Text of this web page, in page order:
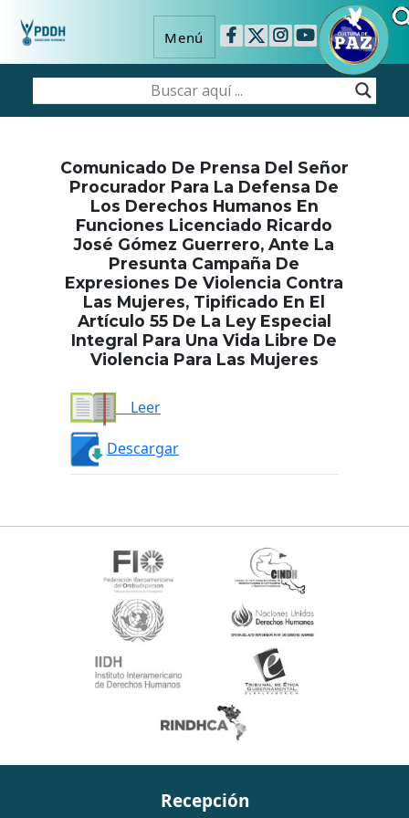
Menú
Comunicado De Prensa Del Señor
Procurador Para La Defensa De
Los Derechos Humanos En
Funciones Licenciado Ricardo
José Gómez Guerrero, Ante La
Presunta Campaña De
Expresiones De Violencia Contra
Las Mujeres, Tipificado En El
Artículo 55 De La Ley Especial
Integral Para Una Vida Libre De
Violencia Para Las Mujeres
Leer
Descargar
Recepción